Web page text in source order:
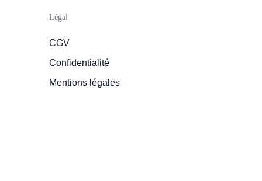
Légal
CGV
Confidentialité
Mentions légales